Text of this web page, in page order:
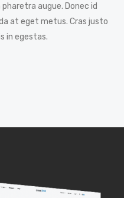
augue. Donec id
at eget metus. Cras justo
in egestas.